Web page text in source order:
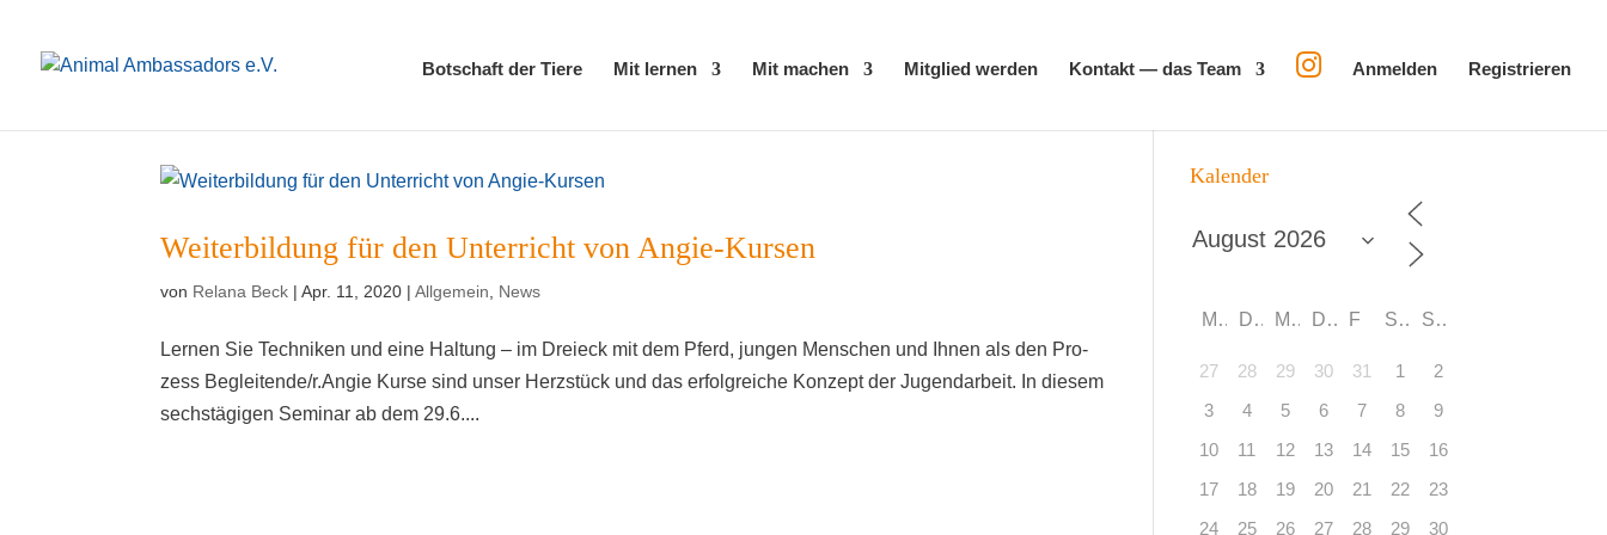
Bot­schaft der Tiere Mit ler­nen Mit machen Mit­glied werden Kon­takt — das Team Anmel­den Regis­trie­ren
Wei­ter­bil­dung für den Unter­richt von Angie-Kursen
von Relana Beck |Apr. 11, 2020 |Allgemein News
Ler­nen Sie Tech­ni­ken und eine Hal­tung – im Drei­eck mit dem Pferd, jun­gen Men­schen und Ihnen als den Pro­
zess Begleitende/r.Angie Kur­se sind unser Herz­stück und das erfolg­rei­che Kon­zept der Jugend­ar­beit. In die­sem
sechs­tä­gi­gen Semi­nar ab dem 29.6....
Kalen­der
M D M D F S S
27 28 29 30 31 1
2
3
4 5 6 7 8
9
10
11 12 13 14 15
16
17
18 19 20 21 22
23
24
25 26 27 28 29 30